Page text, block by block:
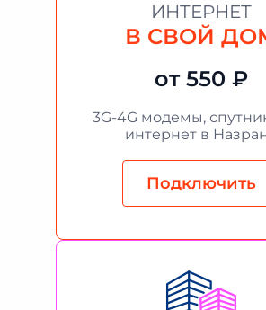
ИНТЕРНЕТ
В СВОЙ
от 550 ₽
3G-4G модемы,
интернет в
Подключить